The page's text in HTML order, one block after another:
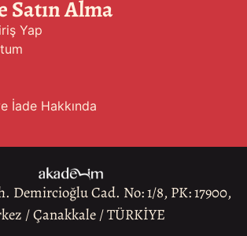
Satın Alma
Yap
İade Hakkında
Demircioğlu Cad. No: 1/8, PK: 17900,
/ Çanakkale / TÜRKİYE